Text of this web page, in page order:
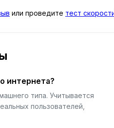
или проведите тест
интернета?
типа. Учитывается
пользователей,